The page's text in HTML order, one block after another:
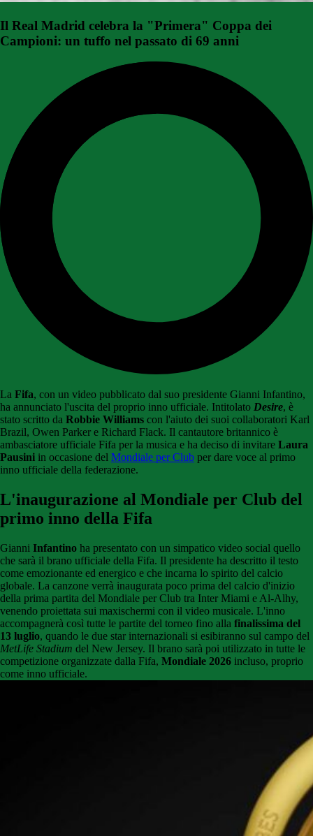
Il Real Madrid celebra la "Primera" Coppa dei
Campioni: un tuffo nel passato di 69 anni
La Fifa, con un video pubblicato dal suo presidente Gianni Infantino,
ha annunciato l'uscita del proprio inno ufficiale. Intitolato Desire, è
stato scritto da Robbie Williams con l'aiuto dei suoi collaboratori Karl
Brazil, Owen Parker e Richard Flack. Il cantautore britannico è
ambasciatore ufficiale Fifa per la musica e ha deciso di invitare Laura
Pausini in occasione del Mondiale per Club per dare voce al primo
inno ufficiale della federazione.
L'inaugurazione al Mondiale per Club del
primo inno della Fifa
Gianni Infantino ha presentato con un simpatico video social quello
che sarà il brano ufficiale della Fifa. Il presidente ha descritto il testo
come emozionante ed energico e che incarna lo spirito del calcio
globale. La canzone verrà inaugurata poco prima del calcio d'inizio
della prima partita del Mondiale per Club tra Inter Miami e Al-Alhy,
venendo proiettata sui maxischermi con il video musicale. L'inno
accompagnerà così tutte le partite del torneo fino alla finalissima del
13 luglio, quando le due star internazionali si esibiranno sul campo del
MetLife Stadium del New Jersey. Il brano sarà poi utilizzato in tutte le
competizione organizzate dalla Fifa, Mondiale 2026 incluso, proprio
come inno ufficiale.